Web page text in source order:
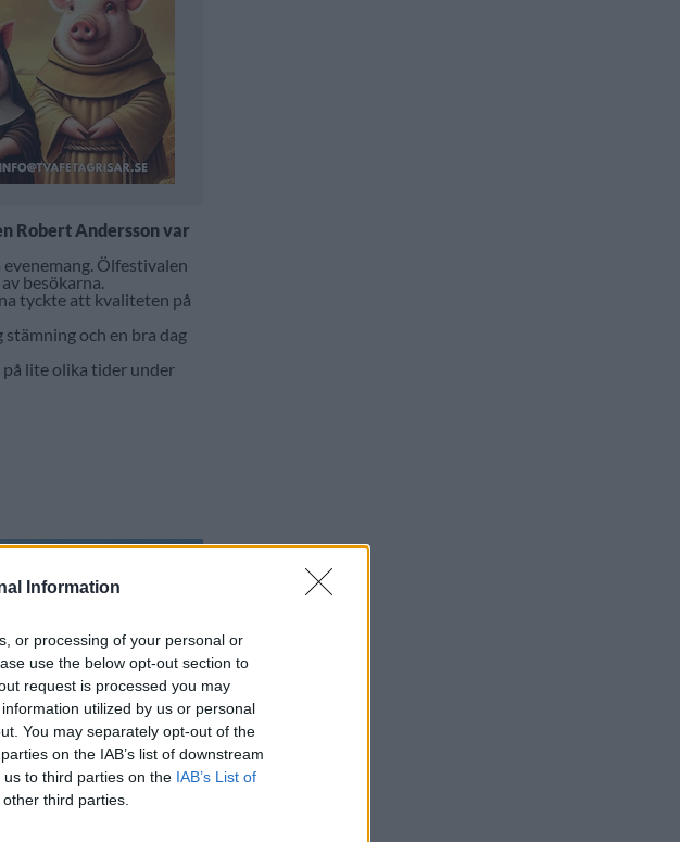
Information
or processing of your personal or
use the below opt-out section to
request is processed you may
utilized by us or personal
You may separately opt-out of the
on the IAB’s list of downstream
to third parties on the IAB’s List of
third parties.
Robert Andersson var
Ölfestivalen
besökarna.
tyckte att kvaliteten på
och en bra dag
på lite olika tider under
i fokus på